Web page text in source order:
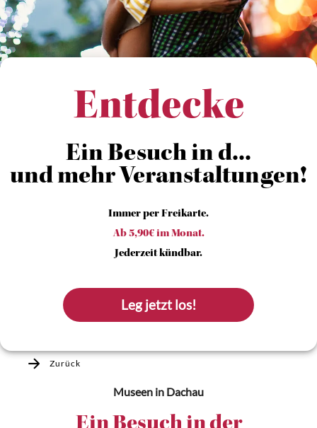
Entdecke
Ein Besuch in d...
und mehr Veranstaltungen!
Immer per Freikarte.
Ab 5,90€ im Monat.
Jederzeit kündbar.
Leg jetzt los!
Zurück
Museen in Dachau